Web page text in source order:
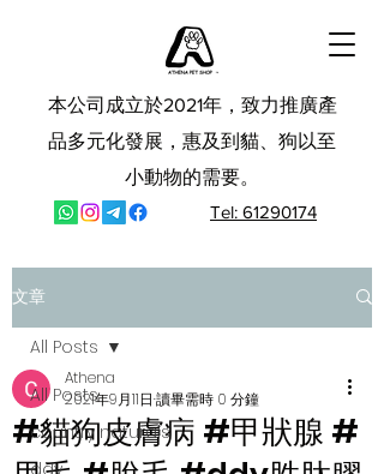
本公司成立於2021年，致力推廣產
品多元化發展，惠及到貓、狗以至
小動物的需要。
Tel: 61290174
文章
All Posts
country naturals
ddy
All Posts
#貓狗皮膚病 #甲狀腺 #
Athena
2021年9月11日 讀畢需時 0 分鐘